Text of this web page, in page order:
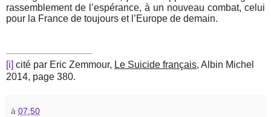
rassemblement de l’espérance, à un nouveau combat, celui
pour la France de toujours et l’Europe de demain.
[i] cité par Eric Zemmour, Le Suicide français, Albin Michel
2014, page 380.
à 07:50